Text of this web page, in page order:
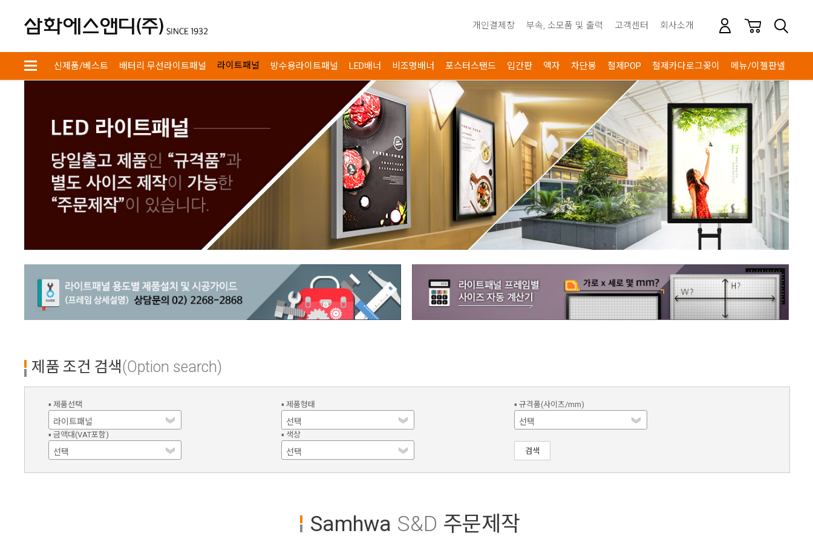
개인결제창 부속, 소모품 및 출력 고객센터 회사소개
회원 장바구니검색
신제품/베스트 배터리 무선라이트패널 라이트패널 방수용라이트패널 LED배너 비조명배너 포스터스탠드 입간판 액자 차단봉 철제POP 철제카다로그꽂이 메뉴/이젤판넬
제품 조건 검색(Option search)
▪ 제품선택 ▪ 제품형태 ▪ 규격품(사이즈/mm)
▪ 금액대(VAT포함)
▪ 색상
검색
Samhwa S&D 주문제작